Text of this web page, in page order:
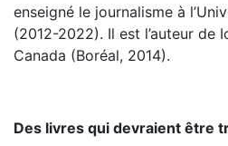
enseigné le journalisme à
(2012-2022). Il est l’auteur de
Canada (Boréal, 2014).
Des livres qui devraient être